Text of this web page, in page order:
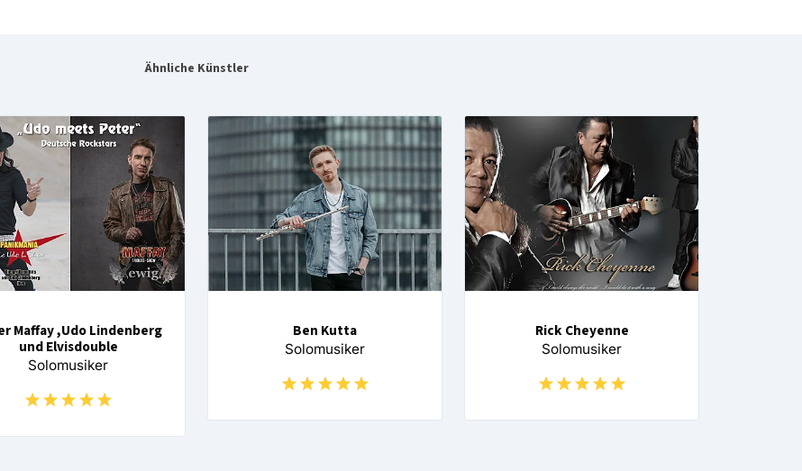
Ähnliche Künstler
Maffay ,Udo Lindenberg
und Elvisdouble
Solomusiker
Ben Kutta
Solomusiker
Rick Cheyenne
Solomusiker